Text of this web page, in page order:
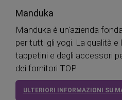
Manduka
Manduka è un'azienda
per tutti gli yogi. La qualità e
tappetini e degli accessori
dei fornitori TOP.
ULTERIORI INFORMAZIONI SU